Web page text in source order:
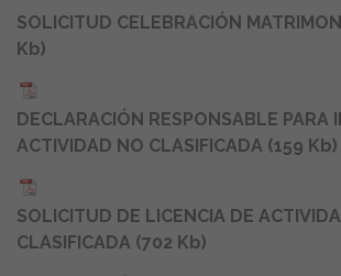
SOLICITUD CELEBRACIÓN
Kb)
DECLARACIÓN RESPONSABLE PARA
ACTIVIDAD NO CLASIFICADA (159 Kb)
SOLICITUD DE LICENCIA DE
CLASIFICADA (702 Kb)